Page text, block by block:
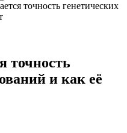
точность генетических
точность
и как её